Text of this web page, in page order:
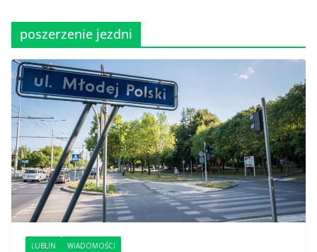
poszerzenie jezdni
LUBLIN WIADOMOŚCI